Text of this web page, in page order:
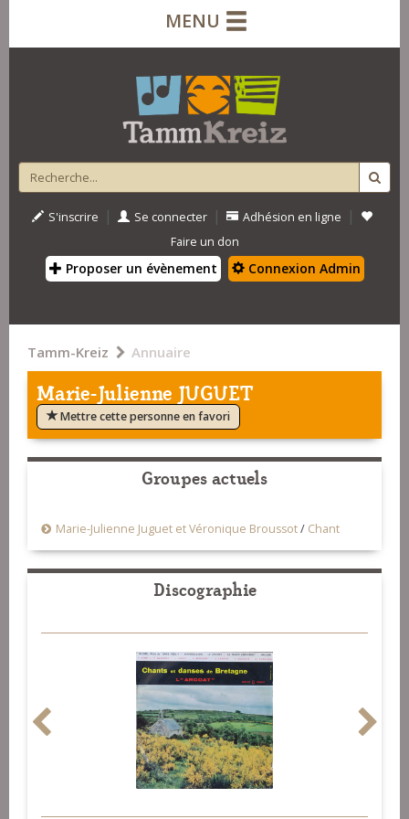
MENU
S'inscrire | Se connecter | Adhésion en ligne |
Faire un don
Proposer un évènement Connexion Admin
Tamm-Kreiz Annuaire
Marie-Julienne JUGUET
Mettre cette personne en favori
Groupes actuels
Marie-Julienne Juguet et Véronique Broussot/ Chant
Discographie